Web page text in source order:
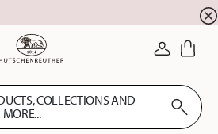
LOGIN
COLLECTIONS AND
MORE...